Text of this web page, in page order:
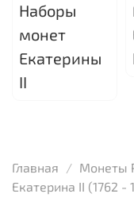
Наборы
монет
Екатерины
II
Главная
Монеты
Екатерина II (1762 -